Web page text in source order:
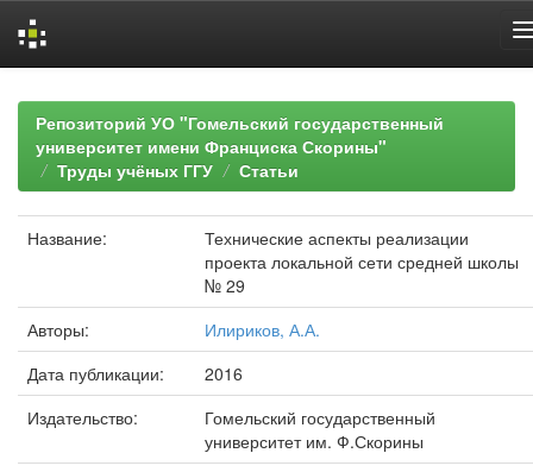
navigationРепозиторий УО "Гомельский государственный
университет имени Франциска Скорины"
Труды учёных ГГУ
Статьи
Название:
Технические аспекты реализации
проекта локальной сети средней школы
№ 29
Авторы:
Илириков, А.А.
Дата публикации:
2016
Издательство:
Гомельский государственный
университет им. Ф.Скорины